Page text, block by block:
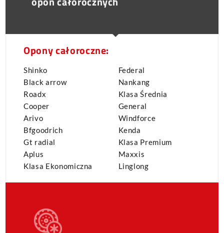
Opony całoroczne:
Shinko
Black arrow
Roadx
Cooper
Arivo
Bfgoodrich
Gt radial
Aplus
Klasa Ekonomiczna
Federal
Nankang
Klasa Średnia
General
Windforce
Kenda
Klasa Premium
Maxxis
Linglong